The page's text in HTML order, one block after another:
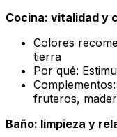
Cocina: vitalidad y
Colores
tierra
Por qué:
fruteros,
Baño: limpieza y